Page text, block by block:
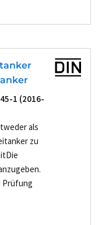
1 (2016-
als
zu
Prüfung